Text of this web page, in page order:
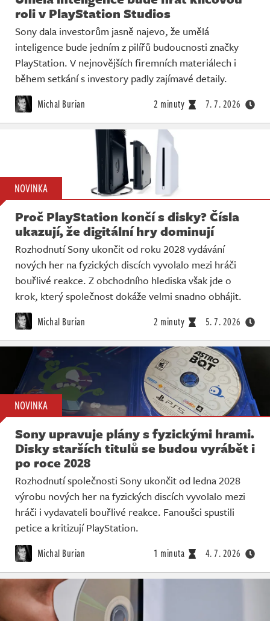
roli v PlayStation Studios
Sony dala investorům jasně najevo, že umělá
inteligence bude jedním z pilířů budoucnosti značky
PlayStation. V nejnovějších firemních materiálech i
během setkání s investory padly zajímavé detaily.
Michal Burian 2 minuty 7. 7. 2026
NOVINKA
Proč PlayStation končí s disky? Čísla
ukazují, že digitální hry dominují
Rozhodnutí Sony ukončit od roku 2028 vydávání
nových her na fyzických discích vyvolalo mezi hráči
bouřlivé reakce. Z obchodního hlediska však jde o
krok, který společnost dokáže velmi snadno obhájit.
Michal Burian 2 minuty 5. 7. 2026
NOVINKA
Sony upravuje plány s fyzickými hrami.
Disky starších titulů se budou vyrábět i
po roce 2028
Rozhodnutí společnosti Sony ukončit od ledna 2028
výrobu nových her na fyzických discích vyvolalo mezi
hráči i vydavateli bouřlivé reakce. Fanoušci spustili
petice a kritizují PlayStation.
Michal Burian 1 minuta 4. 7. 2026